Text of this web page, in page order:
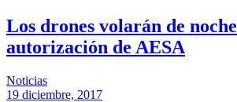
Los drones volarán de
autorización de AESA
Noticias
19 diciembre, 2017